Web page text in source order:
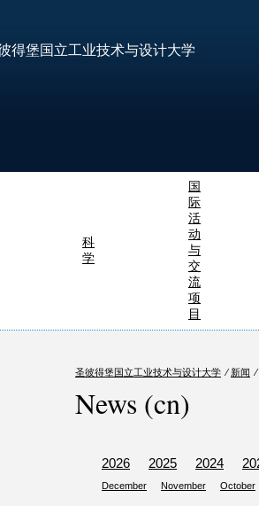
得堡国立工业技术与设计大学
科
学
国
际
活
动
与
交
流
项
目
圣彼得堡国立工业技术与设计大学 ⁄ 新闻 ⁄
News (cn)
2026 2025 2024
December November October